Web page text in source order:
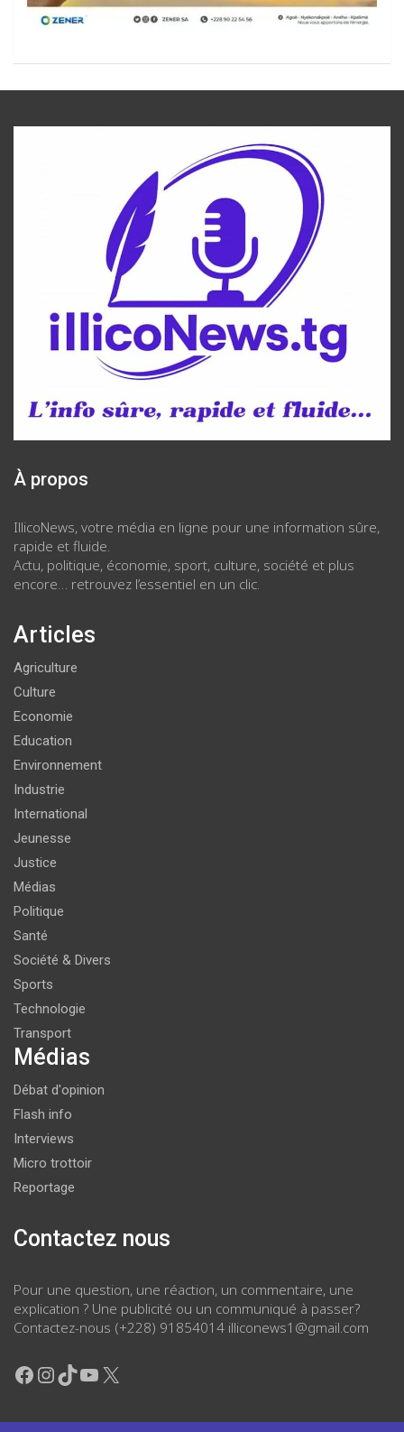
À propos
IllicoNews, votre média en ligne pour une information sûre,
rapide et fluide.
Actu, politique, économie, sport, culture, société et plus
encore… retrouvez l’essentiel en un clic.
Articles
Agriculture
Culture
Economie
Education
Environnement
Industrie
International
Jeunesse
Justice
Médias
Politique
Santé
Société & Divers
Sports
Technologie
Transport
Médias
Débat d'opinion
Flash info
Interviews
Micro trottoir
Reportage
Contactez nous
Pour une question, une réaction, un commentaire, une
explication ? Une publicité ou un communiqué à passer?
Contactez-nous (+228) 91854014 illiconews1@gmail.com
Facebook
Instagram
TikTok
YouTube
X